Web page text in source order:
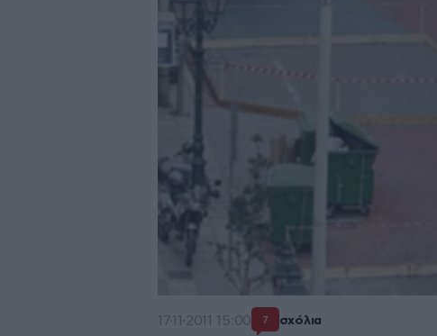
17·11·2011 15:00 7 σχόλια